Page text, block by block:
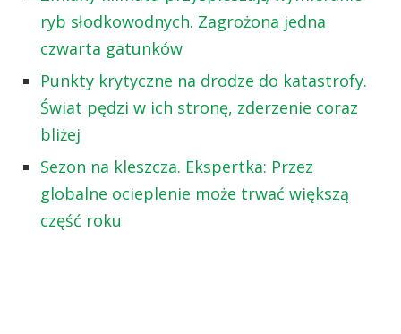
ryb słodkowodnych. Zagrożona jedna
czwarta gatunków
Punkty krytyczne na drodze do katastrofy.
Świat pędzi w ich stronę, zderzenie coraz
bliżej
Sezon na kleszcza. Ekspertka: Przez
globalne ocieplenie może trwać większą
część roku